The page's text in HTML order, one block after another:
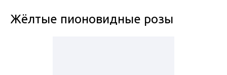
Жёлтые пионовидные розы